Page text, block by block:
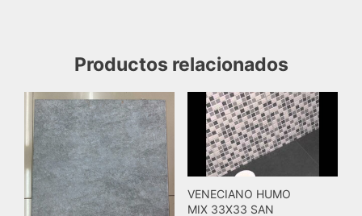
Productos relacionados
VENECIANO HUMO
MIX 33X33 SAN